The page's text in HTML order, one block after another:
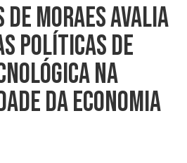
DE MORAES AVALIA
POLÍTICAS DE
NA
DA ECONOMIA